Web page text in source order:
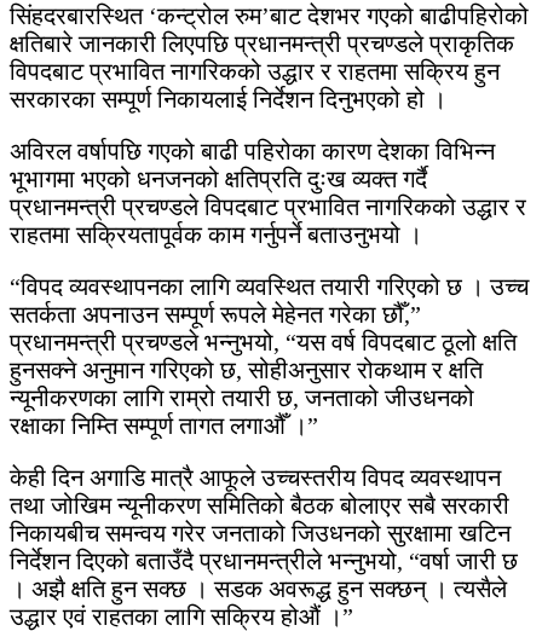
सिंहदरबारस्थित ‘कन्ट्रोल रुम’बाट देशभर गएको बाढीपहिरोको
क्षतिबारे जानकारी लिएपछि प्रधानमन्त्री प्रचण्डले प्राकृतिक
विपदबाट प्रभावित नागरिकको उद्धार र राहतमा सक्रिय हुन
सरकारका सम्पूर्ण निकायलाई निर्देशन दिनुभएको हो ।
अविरल वर्षापछि गएको बाढी पहिरोका कारण देशका विभिन्न
भूभागमा भएको धनजनको क्षतिप्रति दुःख व्यक्त गर्दै
प्रधानमन्त्री प्रचण्डले विपदबाट प्रभावित नागरिकको उद्धार र
राहतमा सक्रियतापूर्वक काम गर्नुपर्ने बताउनुभयो ।
“विपद व्यवस्थापनका लागि व्यवस्थित तयारी गरिएको छ । उच्च
सतर्कता अपनाउन सम्पूर्ण रूपले मेहेनत गरेका छौँ,”
प्रधानमन्त्री प्रचण्डले भन्नुभयो, “यस वर्ष विपदबाट ठूलो क्षति
हुनसक्ने अनुमान गरिएको छ, सोहीअनुसार रोकथाम र क्षति
न्यूनीकरणका लागि राम्रो तयारी छ, जनताको जीउधनको
रक्षाका निम्ति सम्पूर्ण तागत लगाऔँ ।”
केही दिन अगाडि मात्रै आफूले उच्चस्तरीय विपद व्यवस्थापन
तथा जोखिम न्यूनीकरण समितिको बैठक बोलाएर सबै सरकारी
निकायबीच समन्वय गरेर जनताको जिउधनको सुरक्षामा खटिन
निर्देशन दिएको बताउँदै प्रधानमन्त्रीले भन्नुभयो, “वर्षा जारी छ
। अझै क्षति हुन सक्छ । सडक अवरूद्ध हुन सक्छन् । त्यसैले
उद्धार एवं राहतका लागि सक्रिय होऔं ।”